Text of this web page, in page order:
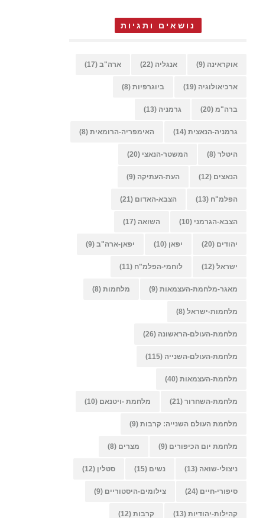
נושאים ותגיות
אוקראינה (9) אנגליה (22) ארה"ב (17)
ארכיאולוגיה (19) ביוגרפיות (8)
ברה"מ (20) גרמניה (13)
גרמניה-הנאצית (14) האימפריה-הרומאית (8)
היטלר (8) המשטר-הנאצי (20)
הנאצים (12) העת-העתיקה (9)
הפלמ"ח (13) הצבא-האדום (21)
הצבא-הגרמני (10) השואה (17)
יהודים (20) יפאן (10) יפאן-ארה"ב (9)
ישראל (12) לוחמי-הפלמ"ח (11)
מאגר-מלחמת-העצמאות (9) מלחמות (8)
מלחמות-ישראל (8)
מלחמת-העולם-הראשונה (26)
מלחמת-העולם-השנייה (115)
מלחמת-העצמאות (40)
מלחמת-השחרור (21) מלחמת -ויטנאם (10)
מלחמת העולם השנייה: קרבות (9)
מלחמת יום הכיפורים (9) מצרים (8)
ניצולי-שואה (13) נשים (15) סטלין (12)
סיפורי-חיים (24) צילומים-היסטוריים (9)
קהילות-יהודיות (13) קרבות (12)